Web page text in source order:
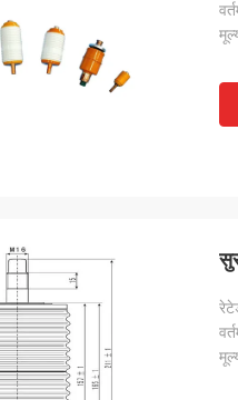
मैं उनसे कभी निराश नहीं हुआ।